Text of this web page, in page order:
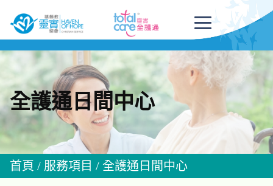
全護通日間中心
首頁 / 服務項目 / 全護通日間中心